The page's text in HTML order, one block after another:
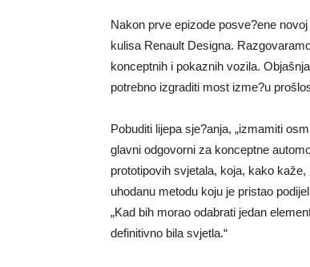
Nakon prve epizode posve?ene
kulisa Renault Designa.
konceptnih i pokaznih vozila.
potrebno izgraditi most izme?u
Pobuditi lijepa sje?anja, „izmamiti
glavni odgovorni za konceptne
prototipovih svjetala, koja, kako
uhodanu metodu koju je pristao
„Kad bih morao odabrati jedan
definitivno bila svjetla.“